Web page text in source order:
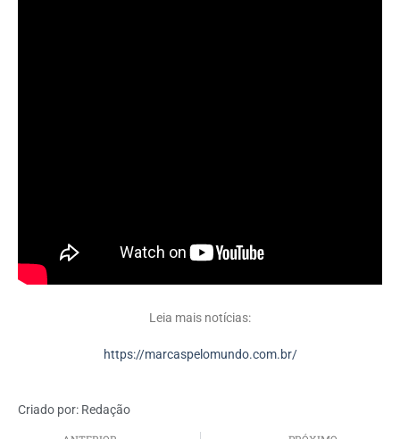
Leia mais notícias:
https://marcaspelomundo.com.br/
Criado por: Redação